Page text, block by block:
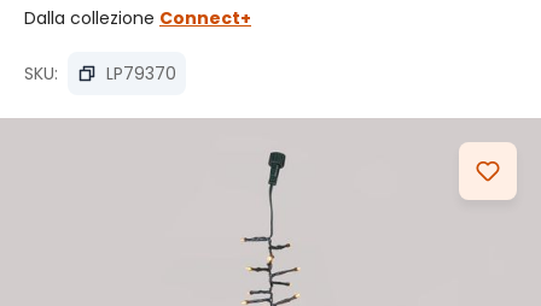
Dalla collezione Connect+
SKU: LP79370